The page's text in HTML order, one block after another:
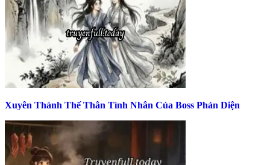
Xuyên Thành Thế Thân Tình Nhân Của Boss Phản Diện